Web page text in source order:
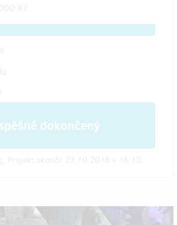
dokončený